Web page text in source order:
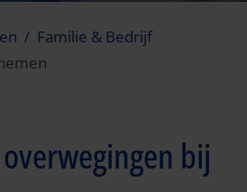
Familie & Bedrijf
bij